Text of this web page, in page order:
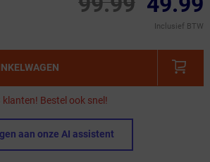
Inclusief BTW
Bestel ook snel!
aan onze AI assistent